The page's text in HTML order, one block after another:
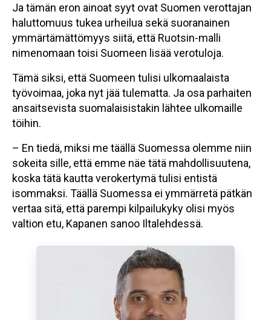
Ja tämän eron ainoat syyt ovat Suomen verottajan
haluttomuus tukea urheilua sekä suoranainen
ymmärtämättömyys siitä, että Ruotsin-malli
nimenomaan toisi Suomeen lisää verotuloja.
Tämä siksi, että Suomeen tulisi ulkomaalaista
työvoimaa, joka nyt jää tulematta. Ja osa parhaiten
ansaitsevista suomalaisistakin lähtee ulkomaille
töihin.
– En tiedä, miksi me täällä Suomessa olemme niin
sokeita sille, että emme näe tätä mahdollisuutena,
koska tätä kautta verokertymä tulisi entistä
isommaksi. Täällä Suomessa ei ymmärretä pätkän
vertaa sitä, että parempi kilpailukyky olisi myös
valtion etu, Kapanen sanoo Iltalehdessä.